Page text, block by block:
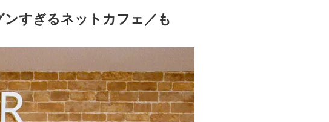
ンすぎるネットカフェ／も